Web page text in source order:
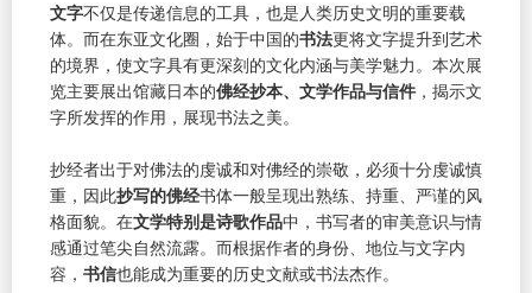
文字不仅是传递信息的工具，也是人类历史文明的重要载
体。而在东亚文化圈，始于中国的书法更将文字提升到艺术
的境界，使文字具有更深刻的文化内涵与美学魅力。本次展
览主要展出馆藏日本的佛经抄本、文学作品与信件 ，揭示文
字所发挥的作用，展现书法之美。
抄经者出于对佛法的虔诚和对佛经的崇敬，必须十分虔诚慎
重，因此抄写的佛经书体一般呈现出熟练、持重、严谨的风
格面貌。在文学特别是诗歌作品中，书写者的审美意识与情
感通过笔尖自然流露。而根据作者的身份、地位与文字内
容， 书信也能成为重要的历史文献或书法杰作。